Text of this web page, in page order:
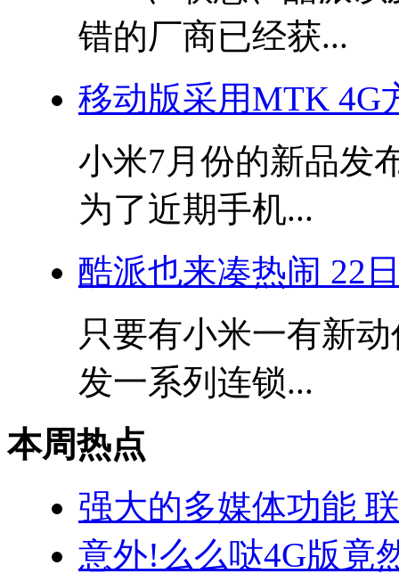
错的厂商已经获...
移动版采用MTK 4G
小米7月份的新品发
为了近期手机...
酷派也来凑热闹 22
只要有小米一有新
发一系列连锁...
本周热点
强大的多媒体功能
意外!么么哒4G版竟